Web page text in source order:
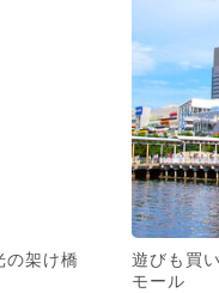
の架け橋
遊びも買
モール